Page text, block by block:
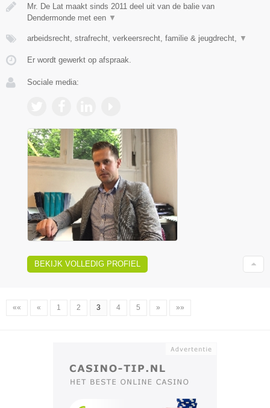
Mr. De Lat maakt sinds 2011 deel uit van de balie van
Dendermonde met een ▼
arbeidsrecht, strafrecht, verkeersrecht, familie & jeugdrecht, ▼
Er wordt gewerkt op afspraak.
Sociale media:
BEKIJK VOLLEDIG PROFIEL
«« « 1 2 3 4 5 » »»